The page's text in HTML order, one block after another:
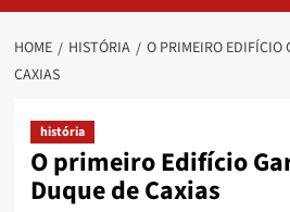
HOME HISTÓRIA
O PRIMEIRO EDIFÍCIO
CAXIAS
história
O primeiro Edifício
Duque de Caxias